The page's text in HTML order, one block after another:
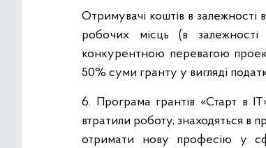
Отримувачі коштів в
робочих місць (в
конкурентною перевагою
50% суми гранту у вигляді
6. Програма грантів «Старт в
втратили роботу, знаходяться в
отримати нову професію у